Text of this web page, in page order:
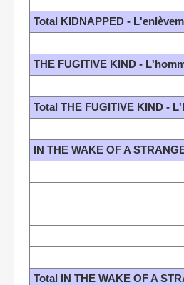
Total KIDNAPPED -
THE FUGITIVE KIND -
Total THE FUGITIVE KIND -
IN THE WAKE OF A
Total IN THE WAKE OF A